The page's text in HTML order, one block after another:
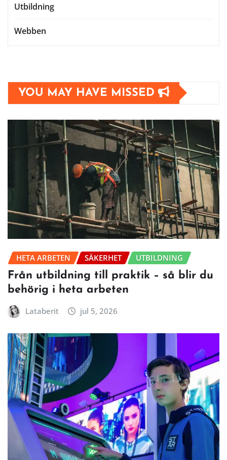
Utbildning
Webben
YOU MAY HAVE MISSED
HETA ARBETEN SÄKERHET UTBILDNING
Från utbildning till praktik – så blir du
behörig i heta arbeten
Lataberit jul 5, 2026